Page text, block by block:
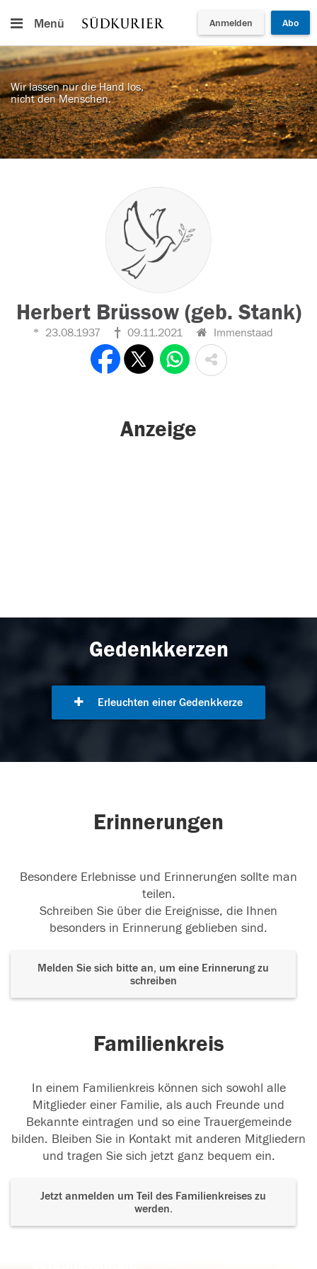
Menü Anmelden Abo
Wir lassen nur die Hand los,
nicht den Menschen.
Herbert Brüssow (geb. Stank)
23.08.1937 09.11.2021 Immenstaad
Anzeige
Gedenkkerzen
Erleuchten einer Gedenkkerze
Erinnerungen
Besondere Erlebnisse und Erinnerungen sollte man
teilen.
Schreiben Sie über die Ereignisse, die Ihnen
besonders in Erinnerung geblieben sind.
Melden Sie sich bitte an, um eine Erinnerung zu
schreiben
Familienkreis
In einem Familienkreis können sich sowohl alle
Mitglieder einer Familie, als auch Freunde und
Bekannte eintragen und so eine Trauergemeinde
bilden. Bleiben Sie in Kontakt mit anderen Mitgliedern
und tragen Sie sich jetzt ganz bequem ein.
Jetzt anmelden um Teil des Familienkreises zu
werden.